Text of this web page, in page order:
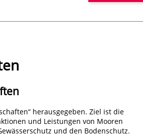
herausgegeben. Ziel ist die
und Leistungen von Mooren
und den Bodenschutz.